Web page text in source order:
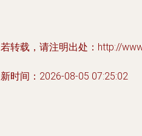
转载，请注明出处：http://
时间：2026-08-05 07:25:02